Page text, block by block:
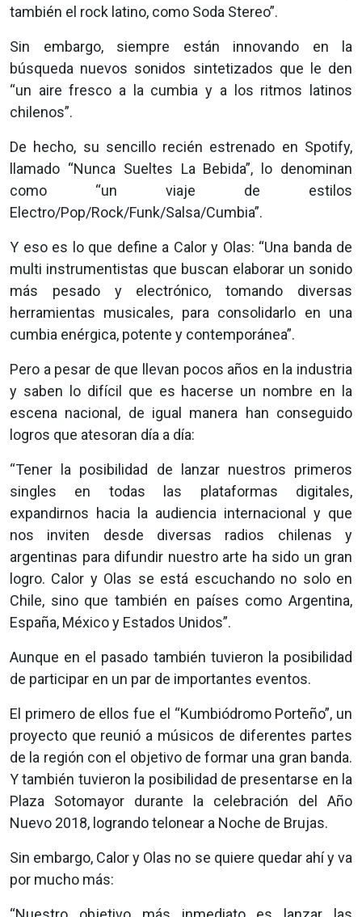
también el rock latino, como Soda Stereo”.
Sin embargo, siempre están innovando en la
búsqueda nuevos sonidos sintetizados que le den
“un aire fresco a la cumbia y a los ritmos latinos
chilenos”.
De hecho, su sencillo recién estrenado en Spotify,
llamado “Nunca Sueltes La Bebida”, lo denominan
como “un viaje de estilos
Electro/Pop/Rock/Funk/Salsa/Cumbia”.
Y eso es lo que define a Calor y Olas: “Una banda de
multi instrumentistas que buscan elaborar un sonido
más pesado y electrónico, tomando diversas
herramientas musicales, para consolidarlo en una
cumbia enérgica, potente y contemporánea”.
Pero a pesar de que llevan pocos años en la industria
y saben lo difícil que es hacerse un nombre en la
escena nacional, de igual manera han conseguido
logros que atesoran día a día:
“Tener la posibilidad de lanzar nuestros primeros
singles en todas las plataformas digitales,
expandirnos hacia la audiencia internacional y que
nos inviten desde diversas radios chilenas y
argentinas para difundir nuestro arte ha sido un gran
logro. Calor y Olas se está escuchando no solo en
Chile, sino que también en países como Argentina,
España, México y Estados Unidos”.
Aunque en el pasado también tuvieron la posibilidad
de participar en un par de importantes eventos.
El primero de ellos fue el “Kumbiódromo Porteño”, un
proyecto que reunió a músicos de diferentes partes
de la región con el objetivo de formar una gran banda.
Y también tuvieron la posibilidad de presentarse en la
Plaza Sotomayor durante la celebración del Año
Nuevo 2018, logrando telonear a Noche de Brujas.
Sin embargo, Calor y Olas no se quiere quedar ahí y va
por mucho más: